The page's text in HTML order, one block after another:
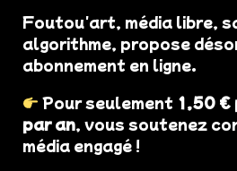
Foutou'art, média libre,
algorithme, propose
abonnement en ligne.
Pour seulement 1,50 €
par an, vous soutenez
média engagé !